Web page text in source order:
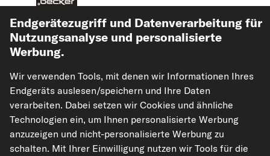
Passgenauigkeit prüfen
Fahrzeug auswählen
In den Warenkorb
Auf den Merkzettel
Zur Detailseite
Endgerätezugriff und Datenverarbeitung für
Nutzungsanalyse und personalisierte
Werbung.
Wir verwenden Tools, mit denen wir Informationen Ihres
Endgeräts auslesen/speichern und Ihre Daten
verarbeiten. Dabei setzen wir Cookies und ähnliche
Technologien ein, um Ihnen personalisierte Werbung
anzuzeigen und nicht-personalisierte Werbung zu
schalten. Mit Ihrer Einwilligung nutzen wir Tools für die